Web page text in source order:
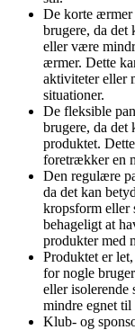
De korte ærmer
brugere, da det
eller være
ærmer. Dette
aktiviteter eller
situationer.
De fleksible
brugere, da det
produktet.
foretrækker en
Den regulære
da det kan
kropsform eller
behageligt at
produkter med
Produktet er
for nogle
eller isolerende
mindre egnet
Klub- og